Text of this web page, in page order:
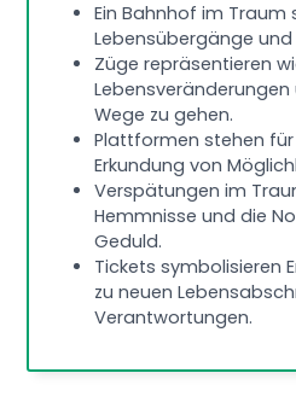
Ein Bahnhof im
Lebensübergänge
Züge repräsentieren
Wege zu gehen.
Plattformen stehen
Erkundung von
Verspätungen im
Hemmnisse und die
Geduld.
Tickets symbolisieren
zu neuen
Verantwortungen.